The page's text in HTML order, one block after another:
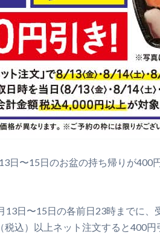
日〜15日のお盆の持ち帰りが400
13日〜15日の各前日23時までに
込）以上ネット注文すると400円